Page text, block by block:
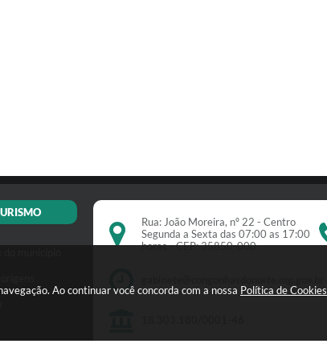
Ao continuar você concorda com a nossa Política de Cookies
Rua: João Moreira, nº 22 - Centro
Segunda a Sexta das 07:00 as 17:00
horas - CEP: 35850-000